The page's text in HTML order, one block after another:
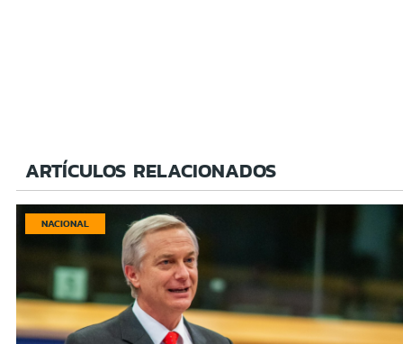
ARTÍCULOS RELACIONADOS
NACIONAL